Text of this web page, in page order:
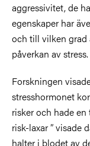
aggressivitet, de
egenskaper har
och till vilken grad
påverkan av stress.
Forskningen
stresshormonet
risker och hade en
risk-laxar ” visade
halter i blodet av